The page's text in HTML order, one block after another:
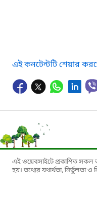
এই কনটেন্টটি শেয়ার
এই ওয়েবসাইটে প্রকাশিত সকল
হয়। তথ্যের যথার্থতা, নির্ভুলতা ও